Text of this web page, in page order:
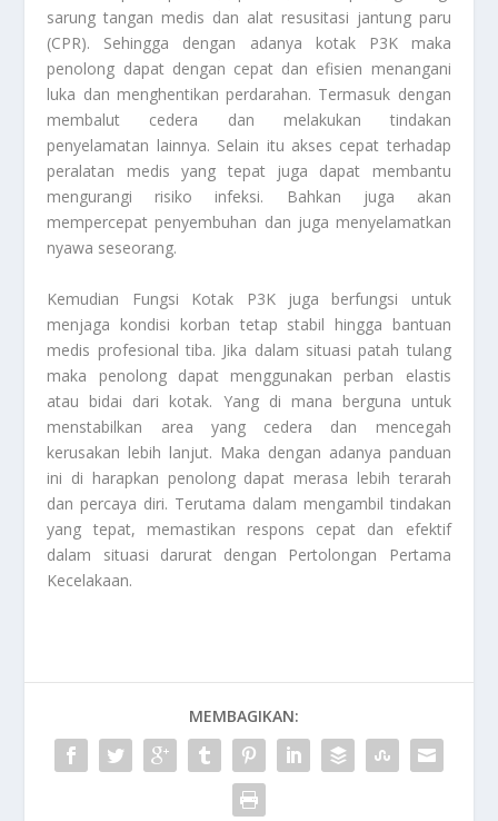
sarung tangan medis dan alat resusitasi jantung paru
(CPR). Sehingga dengan adanya kotak P3K maka
penolong dapat dengan cepat dan efisien menangani
luka dan menghentikan perdarahan. Termasuk dengan
membalut cedera dan melakukan tindakan
penyelamatan lainnya. Selain itu akses cepat terhadap
peralatan medis yang tepat juga dapat membantu
mengurangi risiko infeksi. Bahkan juga akan
mempercepat penyembuhan dan juga menyelamatkan
nyawa seseorang.
Kemudian Fungsi Kotak P3Kjuga berfungsi untuk
menjaga kondisi korban tetap stabil hingga bantuan
medis profesional tiba. Jika dalam situasi patah tulang
maka penolong dapat menggunakan perban elastis
atau bidai dari kotak. Yang di mana berguna untuk
menstabilkan area yang cedera dan mencegah
kerusakan lebih lanjut. Maka dengan adanya panduan
ini di harapkan penolong dapat merasa lebih terarah
dan percaya diri. Terutama dalam mengambil tindakan
yang tepat, memastikan respons cepat dan efektif
dalam situasi darurat dengan Pertolongan Pertama
Kecelakaan.
MEMBAGIKAN: